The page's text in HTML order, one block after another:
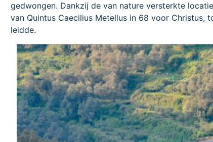
gedwongen. Dankzij de van nature versterkte
van Quintus Caecilius Metellus in 68 voor
leidde.